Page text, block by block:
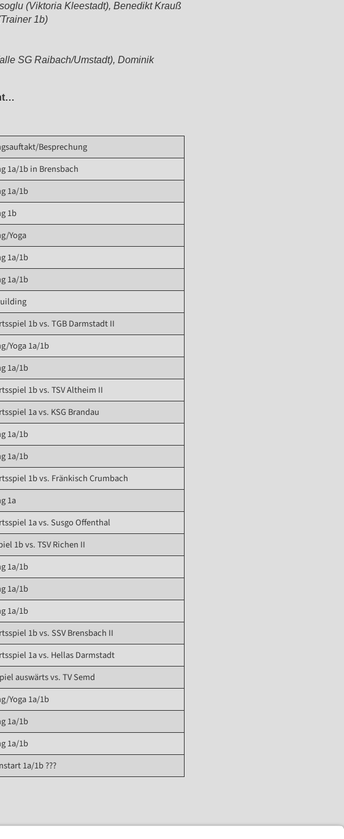
(Viktoria Kleestadt), Benedikt Krauß
1b)
SG Raibach/Umstadt), Dominik
Besprechung
1a/1b in Brensbach
1a/1b
1b
Yoga
1a/1b
1a/1b
1b vs. TGB Darmstadt II
Yoga 1a/1b
1a/1b
1b vs. TSV Altheim II
1a vs. KSG Brandau
1a/1b
1a/1b
1b vs. Fränkisch Crumbach
1a
1a vs. Susgo Offenthal
1b vs. TSV Richen II
1a/1b
1a/1b
1a/1b
1b vs. SSV Brensbach II
1a vs. Hellas Darmstadt
auswärts vs. TV Semd
Yoga 1a/1b
1a/1b
1a/1b
1a/1b ???